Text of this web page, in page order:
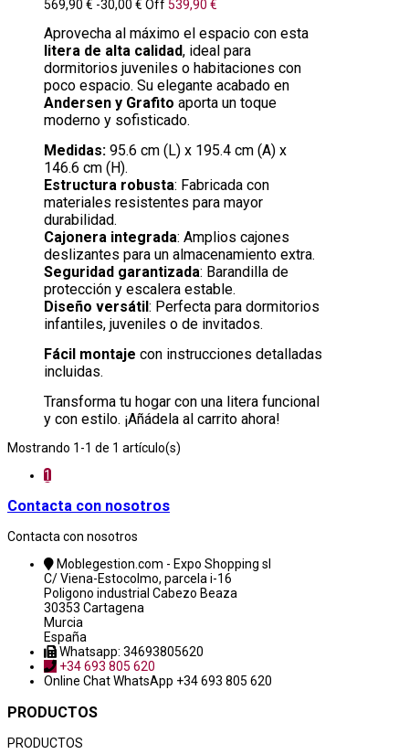
569,90 € -30,00 € Off539,90 €
Aprovecha al máximo el espacio con esta
litera de alta calidad, ideal para
dormitorios juveniles o habitaciones con
poco espacio. Su elegante acabado en
Andersen y Grafito aporta un toque
moderno y sofisticado.
Medidas: 95.6 cm (L) x 195.4 cm (A) x
146.6 cm (H).
Estructura robusta: Fabricada con
materiales resistentes para mayor
durabilidad.
Cajonera integrada: Amplios cajones
deslizantes para un almacenamiento extra.
Seguridad garantizada: Barandilla de
protección y escalera estable.
Diseño versátil: Perfecta para dormitorios
infantiles, juveniles o de invitados.
Fácil montaje con instrucciones detalladas
incluidas.
Transforma tu hogar con una litera funcional
y con estilo. ¡Añádela al carrito ahora!
Mostrando 1-1 de 1 artículo(s)
1
Contacta con nosotros
Contacta con nosotros
Moblegestion.com - Expo Shopping sl
C/ Viena-Estocolmo, parcela i-16
Poligono industrial Cabezo Beaza
30353 Cartagena
Murcia
España
Whatsapp: 34693805620
+34 693 805 620
Online ChatWhatsApp +34 693 805 620
PRODUCTOS
PRODUCTOS